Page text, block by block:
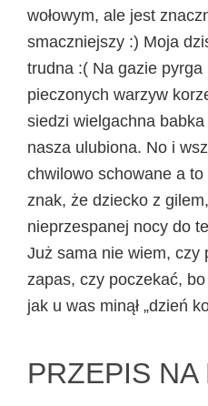
wołowym, ale jest
smaczniejszy :) Moja
trudna :( Na gazie pyrga
pieczonych warzyw
siedzi wielgachna
nasza ulubiona. No i
chwilowo schowane a
znak, że dziecko z
nieprzespanej nocy do
Już sama nie wiem, czy
zapas, czy poczekać,
jak u was minął „dzień
PRZEPIS NA